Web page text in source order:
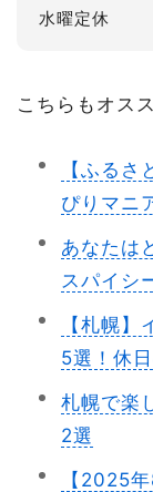
水曜定休
こちらもオス
【ふる
ぴりマニ
あなたは
スパイシ
【札幌
5選！休
札幌で楽
2選
【2025